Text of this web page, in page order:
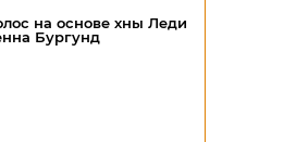
на основе хны Леди
Бургунд